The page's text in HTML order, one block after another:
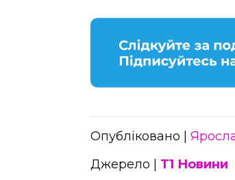
Опубліковано |
Джерело | Т1 Новини